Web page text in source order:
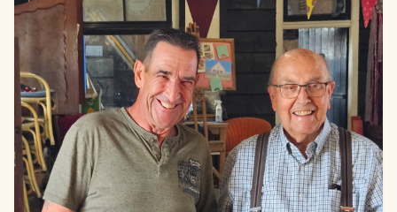
een lekke band.....🤦‍♀️🤣